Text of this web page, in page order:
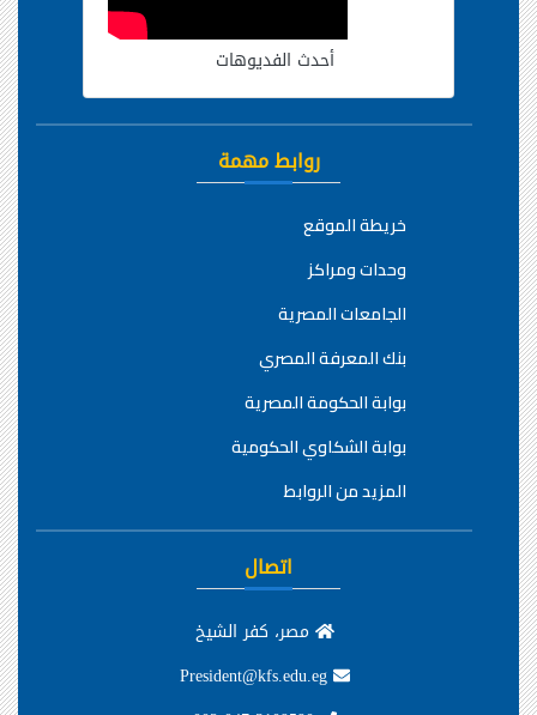
أحدث الفديوهات
روابط مهمة
خريطة الموقع
وحدات ومراكز
الجامعات المصرية
بنك المعرفة المصري
بوابة الحكومة المصرية
بوابة الشكاوي الحكومية
المزيد من الروابط
اتصال
مصر، كفر الشيخ